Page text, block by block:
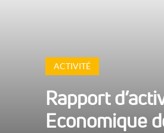
ACTIVITÉ
Rapport
Economique